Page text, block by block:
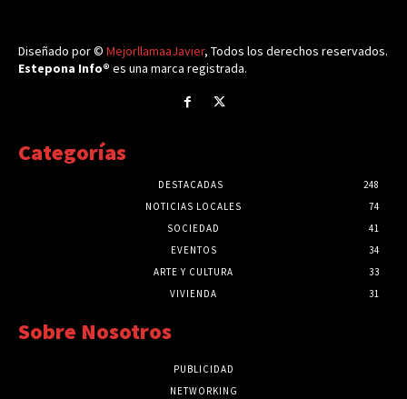
Diseñado por © MejorllamaaJavier, Todos los derechos reservados.
Estepona Info® es una marca registrada.
Categorías
DESTACADAS
248
NOTICIAS LOCALES
74
SOCIEDAD
41
EVENTOS
34
ARTE Y CULTURA
33
VIVIENDA
31
Sobre Nosotros
PUBLICIDAD
NETWORKING